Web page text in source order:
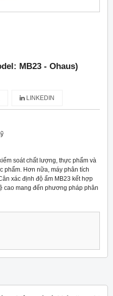
MB23 - Ohaus)
LINKEDIN
soát chất lượng, thực phẩm và
phẩm. Hơn nữa, máy phân tích
xác định độ ẩm MB23 kết hợp
cao mang đến phương pháp phân